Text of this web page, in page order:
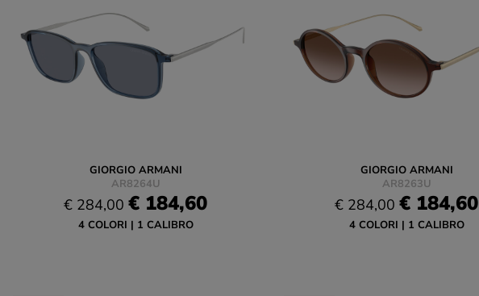
GIORGIO ARMANI
AR8264U
€ 284,00 € 184,60
4 COLORI 1 CALIBRO
GIORGIO ARMANI
AR8263U
€ 284,00 € 184,60
4 COLORI 1 CALIBRO